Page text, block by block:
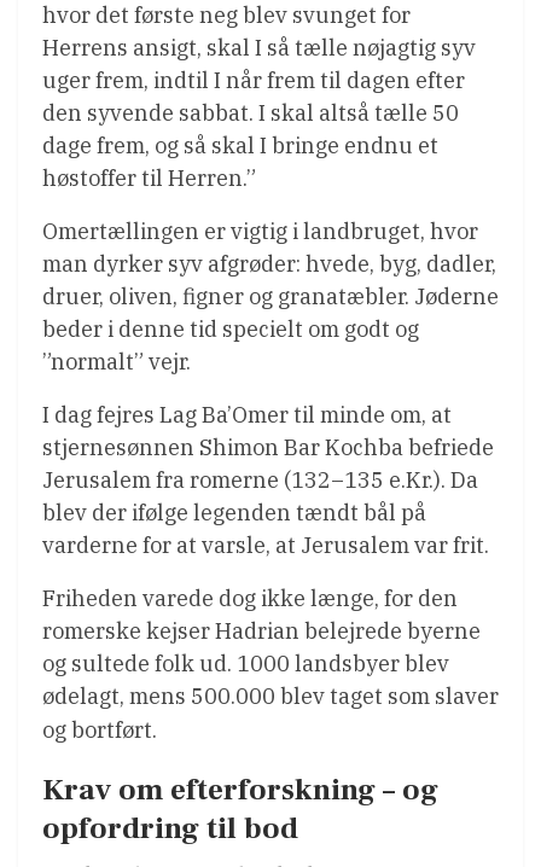
hvor det første neg blev svunget for
Herrens ansigt, skal I så tælle nøjagtig syv
uger frem, indtil I når frem til dagen efter
den syvende sabbat. I skal altså tælle 50
dage frem, og så skal I bringe endnu et
høstoffer til Herren.”
Omertællingen er vigtig i landbruget, hvor
man dyrker syv afgrøder: hvede, byg, dadler,
druer, oliven, figner og granatæbler. Jøderne
beder i denne tid specielt om godt og
”normalt” vejr.
I dag fejres Lag Ba’Omer til minde om, at
stjernesønnen Shimon Bar Kochba befriede
Jerusalem fra romerne (132–135 e.Kr.). Da
blev der ifølge legenden tændt bål på
varderne for at varsle, at Jerusalem var frit.
Friheden varede dog ikke længe, for den
romerske kejser Hadrian belejrede byerne
og sultede folk ud. 1000 landsbyer blev
ødelagt, mens 500.000 blev taget som slaver
og bortført.
Krav om efterforskning – og
opfordring til bod